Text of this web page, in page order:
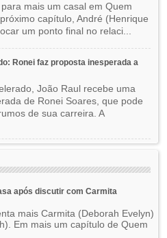
mais um casal em Quem
capítulo, André (Henrique
um ponto final no relaci...
Ronei faz proposta inesperada a
João Raul recebe uma
de Ronei Soares, que pode
de sua carreira. A
após discutir com Carmita
mais Carmita (Deborah Evelyn)
Em mais um capítulo de Quem